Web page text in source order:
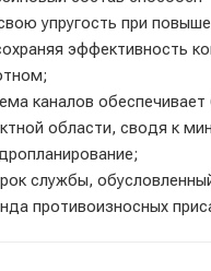
упругость при
эффективность
каналов
области, сводя к
службы,
противоизносных